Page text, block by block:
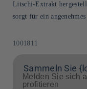
Litschi-Extrakt
sorgt für ein
SKU:
1001811
Sammeln Sie
Melden Sie sich
profitieren